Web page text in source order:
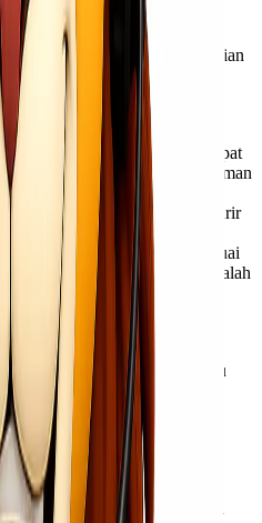
Cargo Udara
keuntungan dan kerugian
ini masih menjadi pilihan
mengirim jenazah melalui
detail berikut ini:
: Menentukan berat kiriman dapat
berdasarkan volume badan kiriman
Resi Pengiriman diisi oleh kurir
dan jelas.
tubuh yang dikirim harus sesuai
Ukuran yang disarankan adalah
tinggi 80 cm dan panjang
tetapi ketika disesuaikan
tiket pesawat hampir selalu
selama 30 tahun,
untuk terbang daripada
tiket dari agen
yang lebih efisien, dan
online semuanya